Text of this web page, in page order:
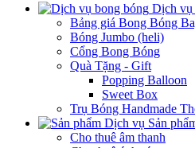
Dịch vụ
Bảng giá Bong Bóng
Bóng Jumbo (heli)
Cổng Bong Bóng
Quà Tặng - Gift
Popping Balloon
Sweet Box
Trụ Bóng Handmade
Sản
Cho thuê âm thanh